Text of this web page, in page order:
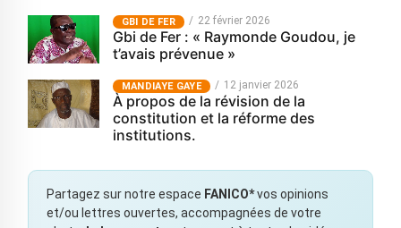
GBI DE FER 22 février 2026
Gbi de Fer : « Raymonde Goudou, je
t’avais prévenue »
MANDIAYE GAYE 12 janvier 2026
À propos de la révision de la
constitution et la réforme des
institutions.
Partagez sur notre espace FANICO*vos opinions
et/ou lettres ouvertes, accompagnées de votre